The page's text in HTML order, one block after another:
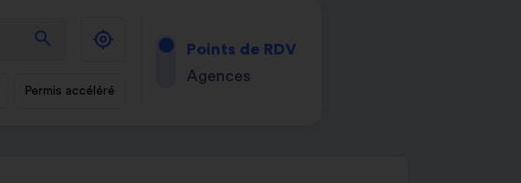
search
Permis accéléré
Points de RDV
Agences